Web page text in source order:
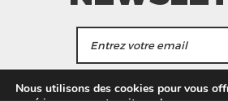
J'accepte de recevoir les
Nous utilisons des cookies pour vous